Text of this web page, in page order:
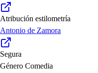
Atribución estilometría
Antonio de Zamora
Segura
Género Comedia